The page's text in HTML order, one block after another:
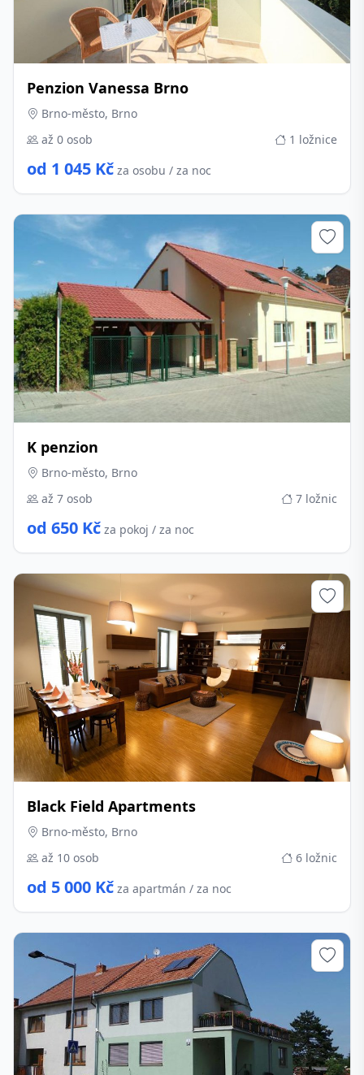
Penzion Vanessa Brno
Brno-město, Brno
až 0 osob
1 ložnice
od 1 045 Kč za osobu / za noc
K penzion
Brno-město, Brno
až 7 osob
7 ložnic
od 650 Kč za pokoj / za noc
Black Field Apartments
Brno-město, Brno
až 10 osob
6 ložnic
od 5 000 Kč za apartmán / za noc